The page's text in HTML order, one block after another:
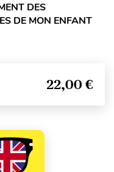
DES
DE MON ENFANT
22,00 €